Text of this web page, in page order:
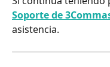
Soporte de
asistencia.